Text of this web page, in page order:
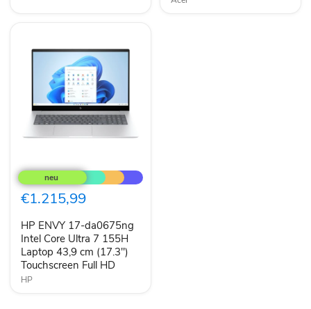
64GB
ENVY
17-
da0675ng
Intel
Ultra
7
155H
Laptop
43,9
cm
€1.215,99
HP ENVY 17-da0675ng
Intel Core Ultra 7 155H
Laptop 43,9 cm (17.3")
Touchscreen Full HD
HP